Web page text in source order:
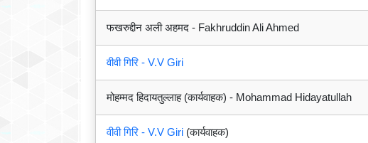
फखरुद्दीन अली अहमद - Fakhruddin Ali Ahmed
वीवी गिरि - V.V Giri
मोहम्मद हिदायतुल्लाह (कार्यवाहक) - Mohammad Hidayatullah
वीवी गिरि - V.V Giri (कार्यवाहक)